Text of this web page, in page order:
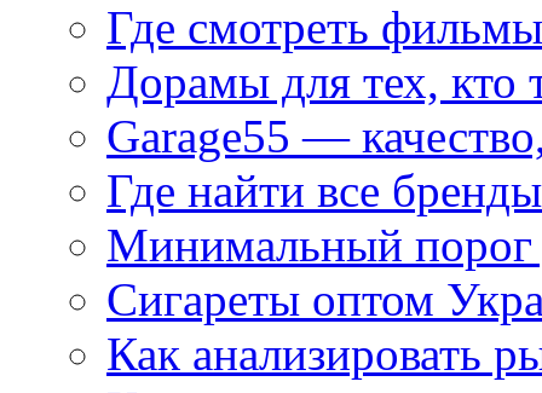
Где смотреть
Дорамы для тех, кто
Garage55 —
Где найти все
Минимальный порог
Сигареты оптом
Как анализировать